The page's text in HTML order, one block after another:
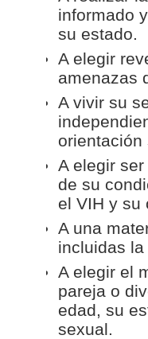
informado
su estado.
A elegir
amenazas
A vivir su
orientación
A elegir
de su
el VIH y su
A una
incluidas
A elegir el
pareja o
edad, su
sexual.